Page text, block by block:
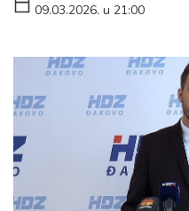
09.03.2026. u 21:00